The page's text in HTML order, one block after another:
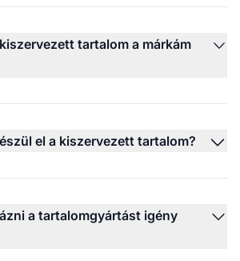
tartalom a márkám
el a kiszervezett tartalom?
a tartalomgyártást igény